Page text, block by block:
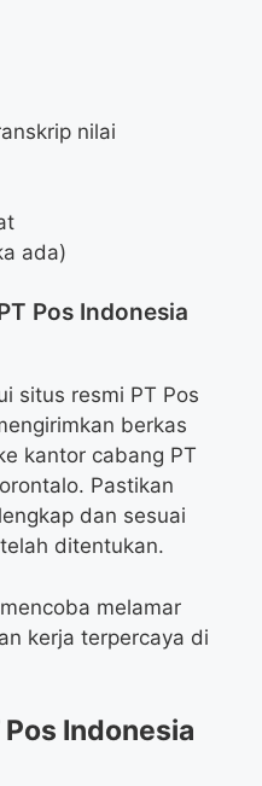
nilai
ada)
Pos Indonesia
situs resmi PT Pos
berkas
kantor cabang PT
Pastikan
dan sesuai
ditentukan.
melamar
kerja terpercaya di
Indonesia